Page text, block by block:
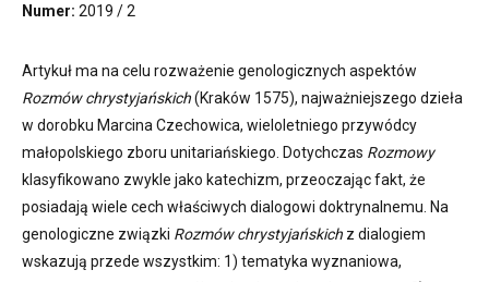
Numer: 2019 / 2
Artykuł ma na celu rozważenie genologicznych aspektów
Rozmów chrystyjańskich(Kraków 1575), najważniejszego dzieła
w dorobku Marcina Czechowica, wieloletniego przywódcy
małopolskiego zboru unitariańskiego. Dotychczas Rozmowy
klasyfikowano zwykle jako katechizm, przeoczając fakt, że
posiadają wiele cech właściwych dialogowi doktrynalnemu. Na
genologiczne związki Rozmów chrystyjańskich z dialogiem
wskazują przede wszystkim: 1) tematyka wyznaniowa,